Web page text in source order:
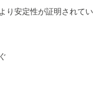
り安定性が証明されてい